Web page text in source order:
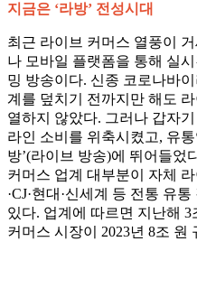
지금은 ‘라방’ 전성시대
최근 라이브 커머스 열풍이
나 모바일 플랫폼을 통해 실
밍 방송이다. 신종 코로나바
계를 덮치기 전까지만 해도
열하지 않았다. 그러나 갑자
라인 소비를 위축시켰고, 유
방’(라이브 방송)에 뛰어들었
커머스 업계 대부분이 자체
·CJ·현대·신세계 등 전통 유
있다. 업계에 따르면 지난해
커머스 시장이 2023년 8조 원